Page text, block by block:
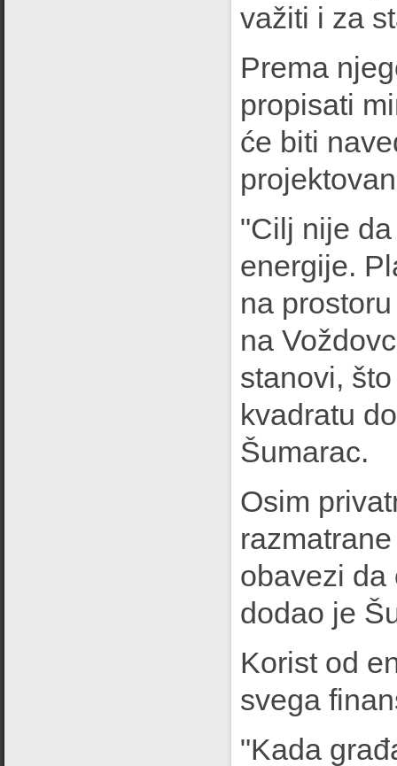
važiti i za
Prema
propisati
će biti
"Cilj nije
energije.
na
na
stanovi,
kvadratu
Šumarac.
Osim
obavezi da
dodao je
Korist od
svega
"Kada